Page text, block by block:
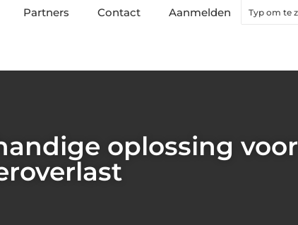
Partners Contact Aanmelden
oplossing voor